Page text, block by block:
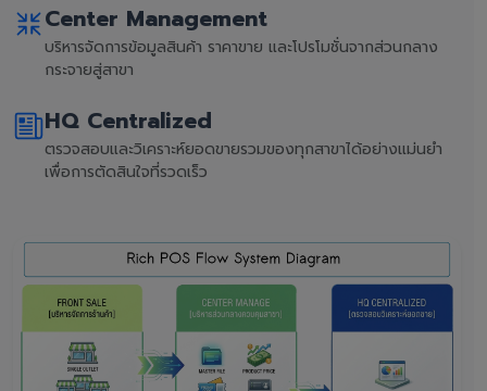
Center Management
บริหารจัดการข้อมูลสินค้า ราคาขาย และโปรโมชั่นจากส่วนกลาง
กระจายสู่สาขา
HQ Centralized
ตรวจสอบและวิเคราะห์ยอดขายรวมของทุกสาขาได้อย่างแม่นยำ
เพื่อการตัดสินใจที่รวดเร็ว